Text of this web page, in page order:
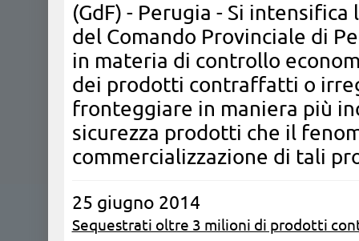
(GdF) - Perugia - Si
del Comando Provinciale di
in materia di controllo
dei prodotti contraffatti o
fronteggiare in maniera più
sicurezza prodotti che il
commercializzazione di tali
25 giugno 2014
Sequestrati oltre 3 milioni di prodotti